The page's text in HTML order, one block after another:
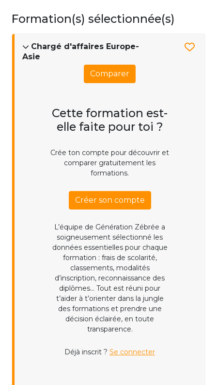
Formation(s) sélectionnée(s)
Chargé d'affaires Europe-
Asie
Comparer
Cette formation est-
elle faite pour toi ?
Crée ton compte pour découvrir et
comparer gratuitement les
formations.
Créer son compte
L’équipe de Génération Zébrée a
soigneusement sélectionné les
données essentielles pour chaque
formation : frais de scolarité,
classements, modalités
d’inscription, reconnaissance des
diplômes... Tout est réuni pour
t’aider à t’orienter dans la jungle
des formations et prendre une
décision éclairée, en toute
transparence.
Déjà inscrit ? Se connecter